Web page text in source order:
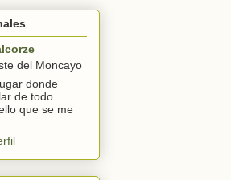
del Moncayo
donde
de todo
que se me